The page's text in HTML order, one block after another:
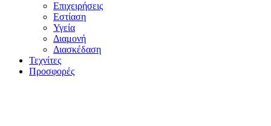
Επιχειρήσεις
Εστίαση
Υγεία
Διαμονή
Διασκέδαση
Τεχνίτες
Προσφορές